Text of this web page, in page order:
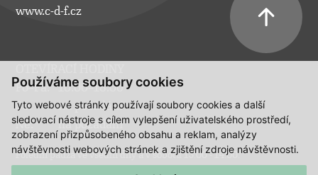
Používáme soubory cookies
Tyto webové stránky používají soubory cookies a další
sledovací nástroje s cílem vylepšení uživatelského prostředí,
zobrazení přizpůsobeného obsahu a reklam, analýzy
návštěvnosti webových stránek a zjištění zdroje návštěvnosti.
www.c-d-f.cz
Po–Pá:
10.00–18.00
So:
na požádání
Ne:
na požádání
Polední pauza ve všední dny a v sobotu 13:00 - 14:00.